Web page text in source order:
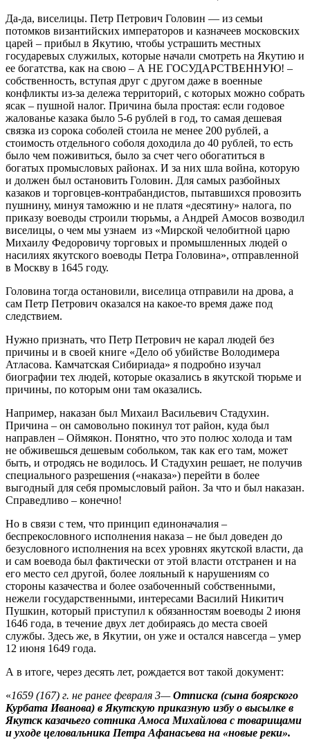
Да-да, виселицы. Петр Петрович Головин — из семьи
потомков византийских императоров и казначеев московских
царей – прибыл в Якутию, чтобы устрашить местных
государевых служилых, которые начали смотреть на Якутию и
ее богатства, как на свою – А НЕ ГОСУДАРСТВЕННУЮ! –
собственность, вступая друг с другом даже в военные
конфликты из-за дележа территорий, с которых можно собрать
ясак – пушной налог. Причина была простая: если годовое
жалованье казака было 5-6 рублей в год, то самая дешевая
связка из сорока соболей стоила не менее 200 рублей, а
стоимость отдельного соболя доходила до 40 рублей, то есть
было чем поживиться, было за счет чего обогатиться в
богатых промысловых районах. И за них шла война, которую
и должен был остановить Головин. Для самых разбойных
казаков и торговцев-контрабандистов, пытавшихся провозить
пушнину, минуя таможню и не платя «десятину» налога, по
приказу воеводы строили тюрьмы, а Андрей Амосов возводил
виселицы, о чем мы узнаем из «Мирской челобитной царю
Михаилу Федоровичу торговых и промышленных людей о
насилиях якутского воеводы Петра Головина», отправленной
в Москву в 1645 году.
Головина тогда остановили, виселица отправили на дрова, а
сам Петр Петрович оказался на какое-то время даже под
следствием.
Нужно признать, что Петр Петрович не карал людей без
причины и в своей книге «Дело об убийстве Володимера
Атласова. Камчатская Сибириада» я подробно изучал
биографии тех людей, которые оказались в якутской тюрьме и
причины, по которым они там оказались.
Например, наказан был Михаил Васильевич Стадухин.
Причина – он самовольно покинул тот район, куда был
направлен – Оймякон. Понятно, что это полюс холода и там
не обживешься дешевым собольком, так как его там, может
быть, и отродясь не водилось. И Стадухин решает, не получив
специального разрешения («наказа») перейти в более
выгодный для себя промысловый район. За что и был наказан.
Справедливо – конечно!
Но в связи с тем, что принцип единоначалия –
беспрекословного исполнения наказа – не был доведен до
безусловного исполнения на всех уровнях якутской власти, да
и сам воевода был фактически от этой власти отстранен и на
его место сел другой, более лояльный к нарушениям со
стороны казачества и более озабоченный собственными,
нежели государственными, интересами Василий Никитич
Пушкин, который приступил к обязанностям воеводы 2 июня
1646 года, в течение двух лет добираясь до места своей
службы. Здесь же, в Якутии, он уже и остался навсегда – умер
12 июня 1649 года.
А в итоге, через десять лет, рождается вот такой документ:
«1659 (167) г. не ранее февраля 3—Отписка (сына боярского
Курбата Иванова) в Якутскую приказную избу о высылке в
Якутск казачьего сотника Амоса Михайлова с товарищами
и уходе целовальника Петра Афанасьева на «новые реки».